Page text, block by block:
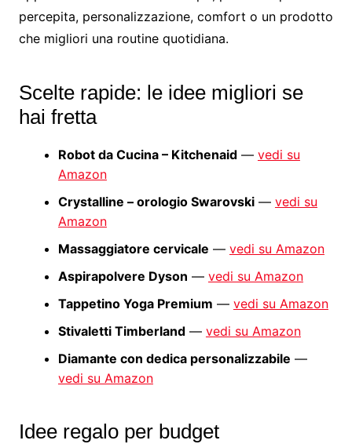
percepita, personalizzazione, comfort o un prodotto
che migliori una routine quotidiana.
Scelte rapide: le idee migliori se
hai fretta
Robot da Cucina – Kitchenaid— vedi su
Amazon
Crystalline – orologio Swarovski— vedi su
Amazon
Massaggiatore cervicale — vedi su Amazon
Aspirapolvere Dyson — vedi su Amazon
Tappetino Yoga Premium — vedi su Amazon
Stivaletti Timberland— vedi su Amazon
Diamante con dedica personalizzabile —
vedi su Amazon
Idee regalo per budget